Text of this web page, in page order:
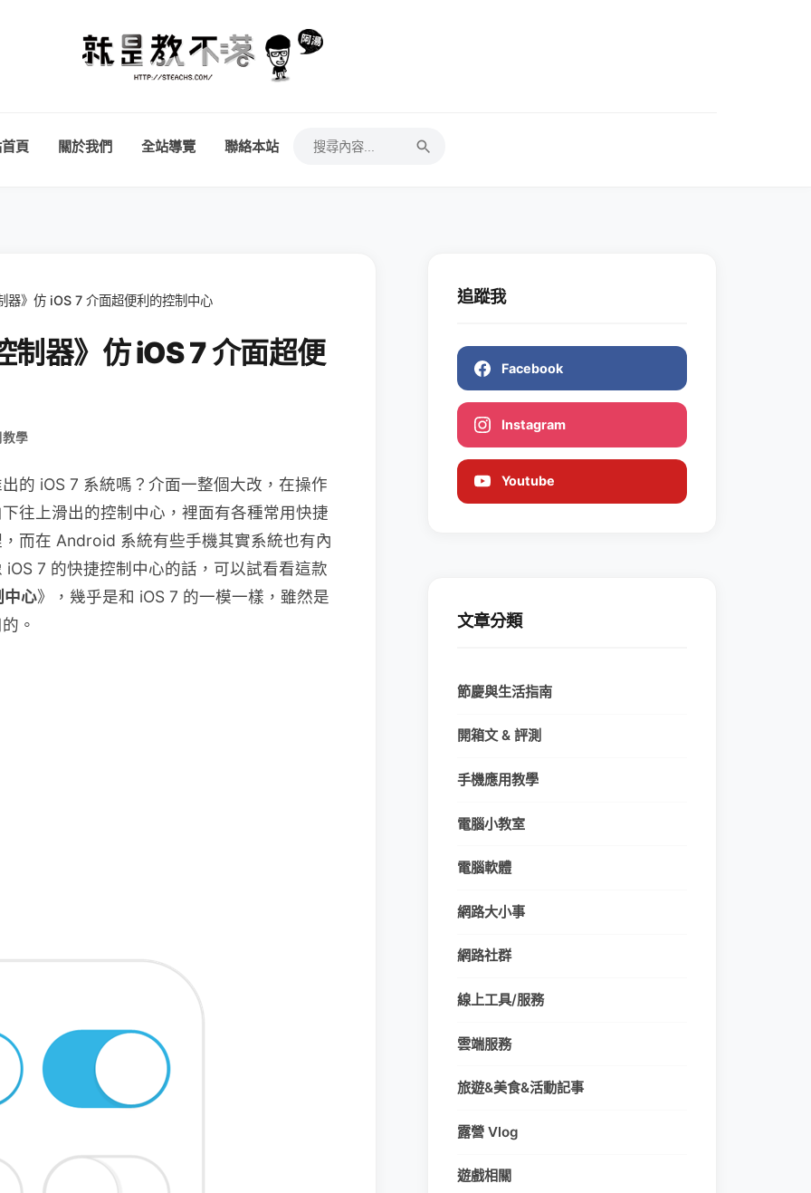
頁 關於我們 全站導覽 聯絡本站
》仿 iOS 7 介面超便利的控制中心
器》仿 iOS 7 介面超便
教學
的 iOS 7 系統嗎？介面一整個大改，在操作
往上滑出的控制中心，裡面有各種常用快捷
而在 Android 系統有些手機其實系統也有內
7 的快捷控制中心的話，可以試看看這款
中心》，幾乎是和 iOS 7 的一模一樣，雖然是
。
追蹤我
Facebook
Instagram
Youtube
文章分類
節慶與生活指南
開箱文 & 評測
手機應用教學
電腦小教室
電腦軟體
網路大小事
網路社群
線上工具/服務
雲端服務
旅遊&美食&活動記事
露營 Vlog
遊戲相關